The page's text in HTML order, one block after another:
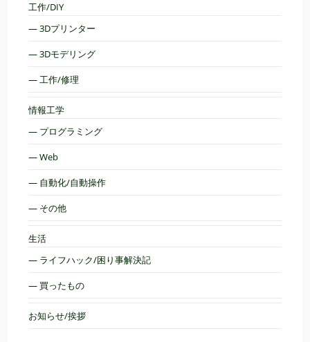
工作/DIY
— 3Dプリンター
— 3Dモデリング
— 工作/修理
情報工学
— プログラミング
— Web
— 自動化/自動操作
— その他
生活
— ライフハック/困り事解決記
— 買ったもの
お知らせ/挨拶